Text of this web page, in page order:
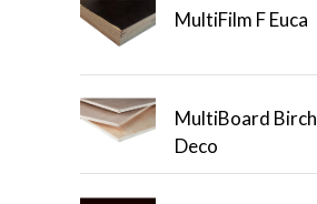
MultiFilm F Euca
MultiBoard Birch
Deco